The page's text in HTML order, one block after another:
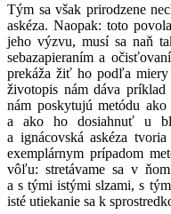
Tým sa však prirodzene
askéza. Naopak: toto
jeho výzvu, musí sa naň
sebazapieraním a
prekáža žiť ho podľa
životopis nám dáva
nám poskytujú metódu
a ako ho dosiahnuť u
a ignácovská askéza
exemplárnym prípadom
vôľu: stretávame sa v
a s tými istými slzami, s
isté utiekanie sa k